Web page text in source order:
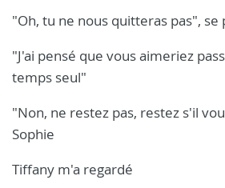
"Oh, tu ne nous quitteras pas", se
"J'ai pensé que vous aimeriez
temps seul"
"Non, ne restez pas, restez s'il
Sophie
Tiffany m'a regardé